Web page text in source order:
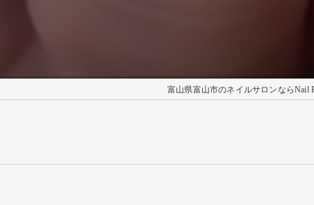
富山県富山市のネイルサロンならNail